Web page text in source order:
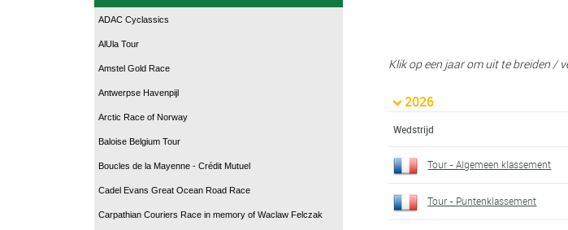
ADAC Cyclassics
AlUla Tour
Amstel Gold Race
Antwerpse Havenpijl
Arctic Race of Norway
Baloise Belgium Tour
Boucles de la Mayenne - Crédit Mutuel
Cadel Evans Great Ocean Road Race
Carpathian Couriers Race in memory of Waclaw Felczak
Klik op een jaar om uit te breiden /
2026
Wedstrijd
Tour - Algemeen klassement
Tour - Puntenklassement